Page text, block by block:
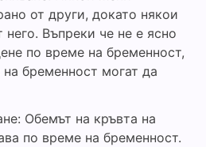
от други, докато някои
него. Въпреки че не е ясно
по време на бременност,
бременност могат да
Обемът на кръвта на
по време на бременност.